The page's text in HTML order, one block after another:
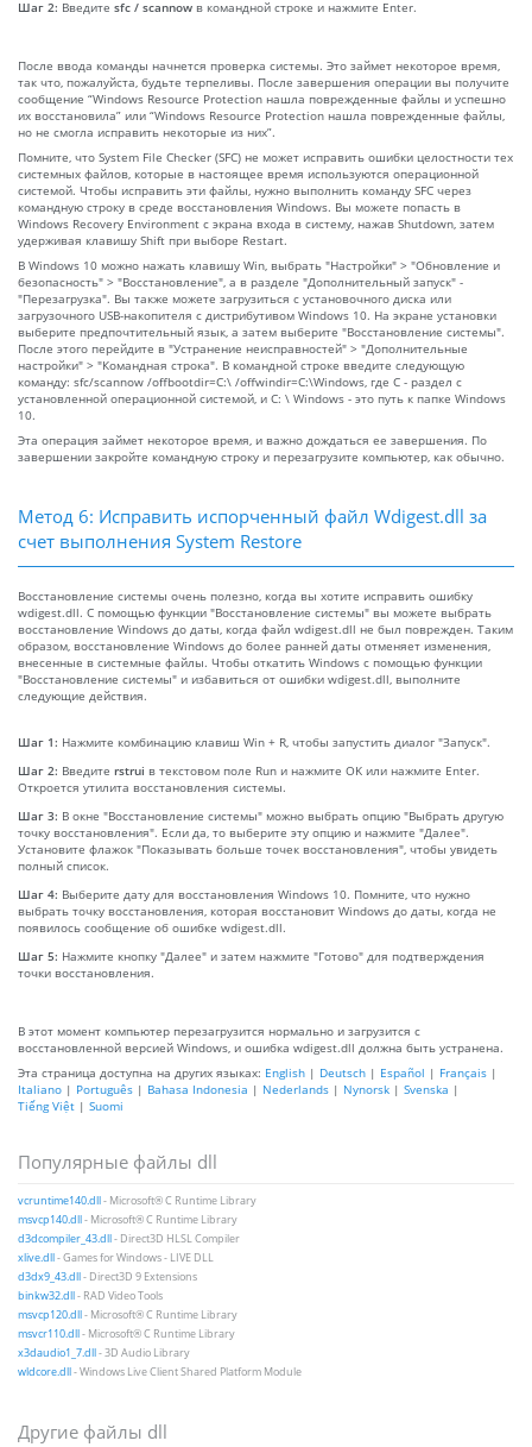
Шаг 2: Введите sfc / scannow в командной строке и нажмите Enter.
После ввода команды начнется проверка системы. Это займет некоторое время,
так что, пожалуйста, будьте терпеливы. После завершения операции вы получите
сообщение “Windows Resource Protection нашла поврежденные файлы и успешно
их восстановила” или “Windows Resource Protection нашла поврежденные файлы,
но не смогла исправить некоторые из них”.
Помните, что System File Checker (SFC) не может исправить ошибки целостности тех
системных файлов, которые в настоящее время используются операционной
системой. Чтобы исправить эти файлы, нужно выполнить команду SFC через
командную строку в среде восстановления Windows. Вы можете попасть в
Windows Recovery Environment с экрана входа в систему, нажав Shutdown, затем
удерживая клавишу Shift при выборе Restart.
В Windows 10 можно нажать клавишу Win, выбрать "Настройки" > "Обновление и
безопасность" > "Восстановление", а в разделе "Дополнительный запуск" -
"Перезагрузка". Вы также можете загрузиться с установочного диска или
загрузочного USB-накопителя с дистрибутивом Windows 10. На экране установки
выберите предпочтительный язык, а затем выберите "Восстановление системы".
После этого перейдите в "Устранение неисправностей" > "Дополнительные
настройки" > "Командная строка". В командной строке введите следующую
команду: sfc/scannow /offbootdir=C:\ /offwindir=C:\Windows, где C - раздел с
установленной операционной системой, и C: \ Windows - это путь к папке Windows
10.
Эта операция займет некоторое время, и важно дождаться ее завершения. По
завершении закройте командную строку и перезагрузите компьютер, как обычно.
Метод 6: Исправить испорченный файл Wdigest.dll за
счет выполнения System Restore
Восстановление системы очень полезно, когда вы хотите исправить ошибку
wdigest.dll. С помощью функции "Восстановление системы" вы можете выбрать
восстановление Windows до даты, когда файл wdigest.dll не был поврежден. Таким
образом, восстановление Windows до более ранней даты отменяет изменения,
внесенные в системные файлы. Чтобы откатить Windows с помощью функции
"Восстановление системы" и избавиться от ошибки wdigest.dll, выполните
следующие действия.
Шаг 1: Нажмите комбинацию клавиш Win + R, чтобы запустить диалог "Запуск".
Шаг 2: Введите rstrui в текстовом поле Run и нажмите OK или нажмите Enter.
Откроется утилита восстановления системы.
Шаг 3: В окне "Восстановление системы" можно выбрать опцию "Выбрать другую
точку восстановления". Если да, то выберите эту опцию и нажмите "Далее".
Установите флажок "Показывать больше точек восстановления", чтобы увидеть
полный список.
Шаг 4: Выберите дату для восстановления Windows 10. Помните, что нужно
выбрать точку восстановления, которая восстановит Windows до даты, когда не
появилось сообщение об ошибке wdigest.dll.
Шаг 5: Нажмите кнопку "Далее" и затем нажмите "Готово" для подтверждения
точки восстановления.
В этот момент компьютер перезагрузится нормально и загрузится с
восстановленной версией Windows, и ошибка wdigest.dll должна быть устранена.
Эта страница доступна на других языках: English | Deutsch | Español | Français |
Italiano | Português | Bahasa Indonesia | Nederlands | Nynorsk | Svenska |
Tiếng Việt | Suomi
Популярные файлы dll
vcruntime140.dll- Microsoft® C Runtime Library
msvcp140.dll- Microsoft® C Runtime Library
d3dcompiler_43.dll- Direct3D HLSL Compiler
xlive.dll- Games for Windows - LIVE DLL
d3dx9_43.dll- Direct3D 9 Extensions
binkw32.dll- RAD Video Tools
msvcp120.dll- Microsoft® C Runtime Library
msvcr110.dll- Microsoft® C Runtime Library
x3daudio1_7.dll- 3D Audio Library
wldcore.dll- Windows Live Client Shared Platform Module
Другие файлы dll